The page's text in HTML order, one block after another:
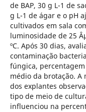
de BAP, 30 g L-1 de
g L-1 de ágar e o pH
cultivados em sala
luminosidade de 25
ºC. Após 30 dias,
contaminação
fúngica,
médio da brotação.
dos explantes
tipo de meio de
influenciou na